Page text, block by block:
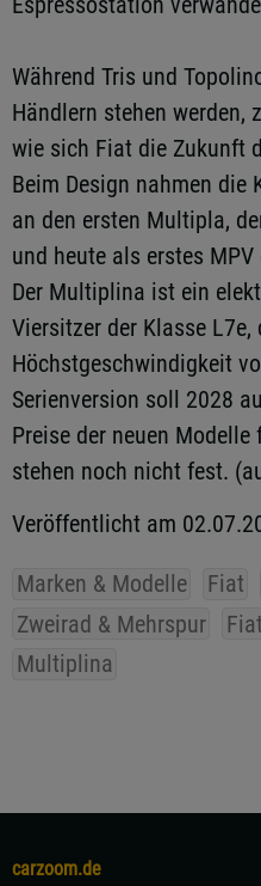
Während Tris und
Händlern stehen
wie sich Fiat die Zukunft
Beim Design nahmen die
an den ersten Multipla,
und heute als erstes
Der Multiplina ist ein
Viersitzer der Klasse L7e,
Höchstgeschwindigkeit
Serienversion soll 2028
Preise der neuen
stehen noch nicht fest.
Veröffentlicht am
Marken & Modelle Fiat
Zweirad & Mehrspur
Multiplina
carzoom.de